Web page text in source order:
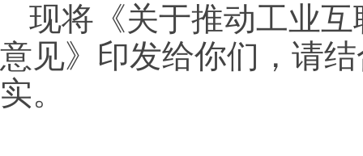
现将《关于推动工业
意见》印发给你们，请
实。